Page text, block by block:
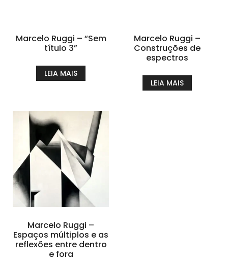
Marcelo Ruggi – “Sem
título 3”
LEIA MAIS
Marcelo Ruggi –
Construções de
espectros
LEIA MAIS
Marcelo Ruggi –
Espaços múltiplos e as
reflexões entre dentro
e fora